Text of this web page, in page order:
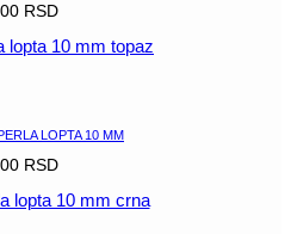
RSD
lopta 10 mm topaz
LOPTA 10 MM
RSD
lopta 10 mm crna